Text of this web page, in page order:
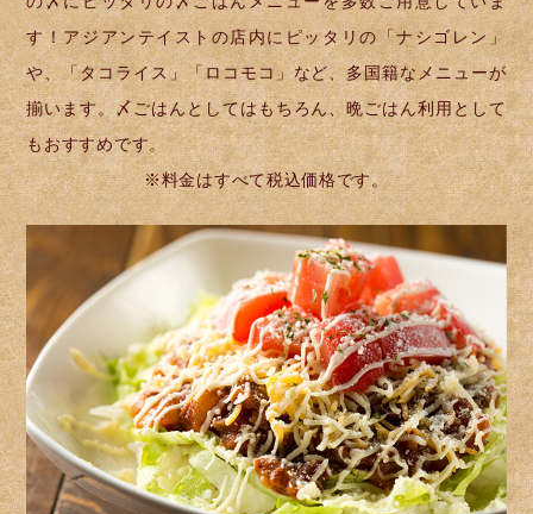
す！アジアンテイストの店内にピッタリの「ナシゴレン」
や、「タコライス」「ロコモコ」など、多国籍なメニューが
揃います。〆ごはんとしてはもちろん、晩ごはん利用として
もおすすめです。
※料金はすべて税込価格です。